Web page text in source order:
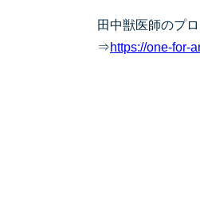
田中獣医師のプ
⇒https://one-for-